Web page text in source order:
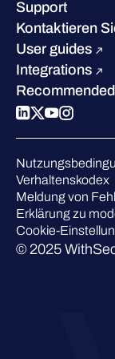
Karriere
Nachhaltigkeit
Vergleichen Sie
W/Labs
Blog
Podcasts
Events
Webinars
Presse
Support
Kontaktieren
User guides
Integrations
Verhaltenskodex
Meldung von
Erklärung zu
Cookie-
© 2025